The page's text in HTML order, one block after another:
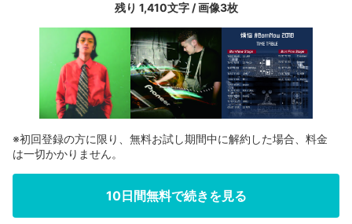
残り 1,410文字 / 画像3枚
※初回登録の方に限り、無料お試し期間中に解約した場合、料金
は一切かかりません。
10日間無料で続きを見る